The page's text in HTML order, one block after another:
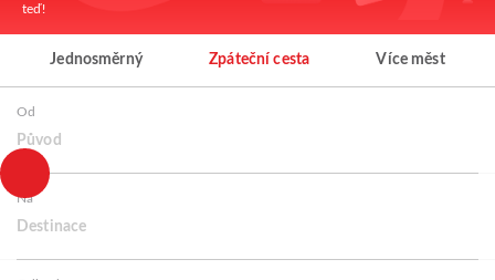
teď!
Jednosměrný Zpáteční cesta Více měst
Od
Původ
Na
Destinace